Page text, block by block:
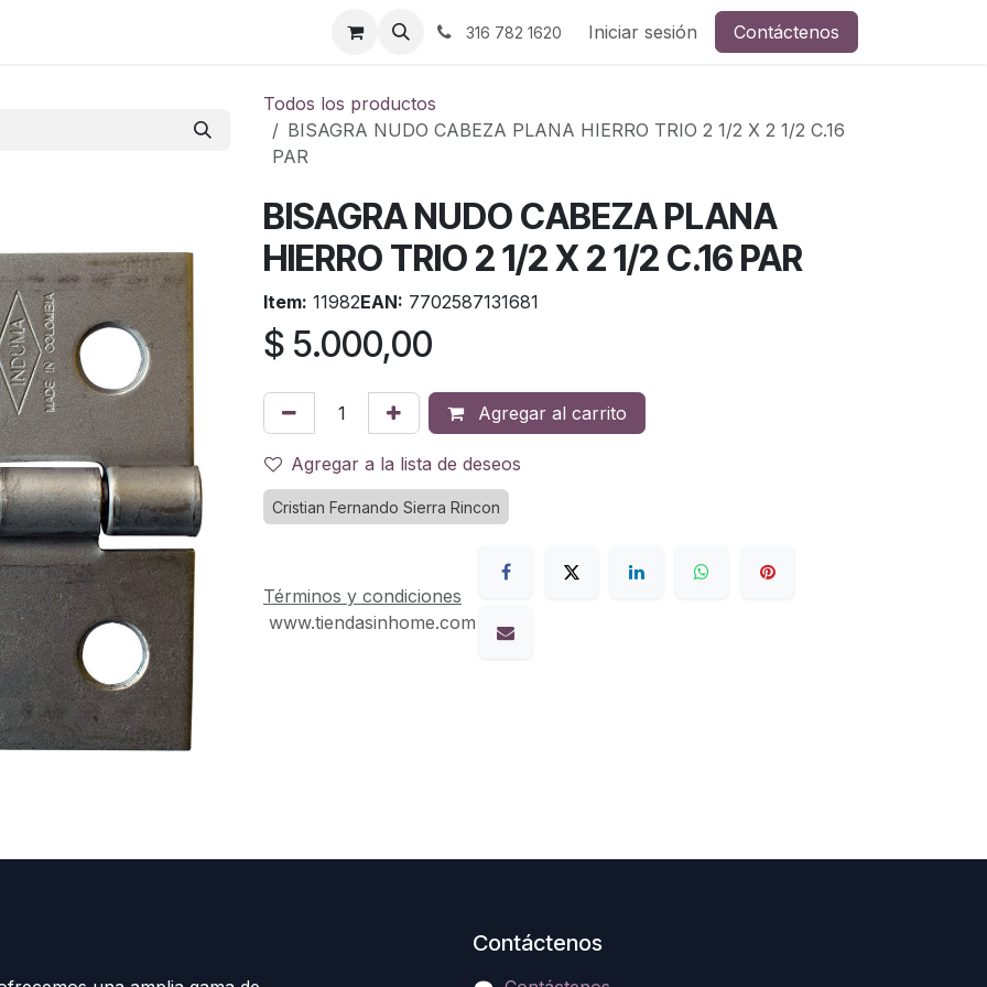
316 782 1620 Iniciar sesión Contáctenos
Todos los productos
BISAGRA NUDO CABEZA PLANA HIERRO TRIO 2 1/2 X 2 1/2 C.16
PAR
BISAGRA NUDO CABEZA PLANA
HIERRO TRIO 2 1/2 X 2 1/2 C.16 PAR
Item: 11982EAN: 7702587131681
$ 5.000,00
Agregar al carrito
Agregar a la lista de deseos
Cristian Fernando Sierra Rincon
Términos y condiciones
www.tiendasinhome.com
Contáctenos